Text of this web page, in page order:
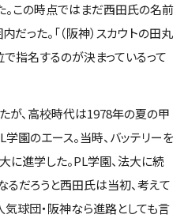
この時点ではまだ西田氏の名前
った。「（阪神）スカウトの田丸
で指名するのが決まっているって
、高校時代は1978年の夏の甲
園のエース。当時、バッテリーを
に進学した。PL学園、法大に続
だろうと西田氏は当初、考えて
球団・阪神なら進路としても言